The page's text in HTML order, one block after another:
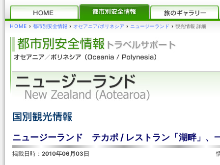
HOME › 都市別安全情報 › オセアニア/ポリネシア › ニュージーランド › 観光情報 詳細
ニュージーランド テカポ / レストラン「湖畔」、
掲載日時： 2010年06月03日